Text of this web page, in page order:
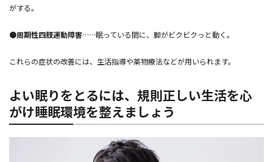
がする。
●周期性四肢運動障害……眠っている間に、脚がビクビクっと動く。
これらの症状の改善には、生活指導や薬物療法などが用いられます。
よい眠りをとるには、規則正しい生活を心
がけ睡眠環境を整えましょう